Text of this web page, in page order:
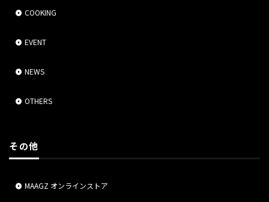
COOKING
EVENT
NEWS
OTHERS
その他
MAAGZ オンラインストア